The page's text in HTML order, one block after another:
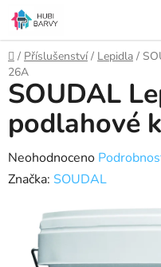
Přejít
na
obsah
Domů
/ Příslušenství / Lepidla /
26A
SOUDAL
podlahové
Průměrné
hodnocení
Neohodnoceno
Značka: SOUDAL